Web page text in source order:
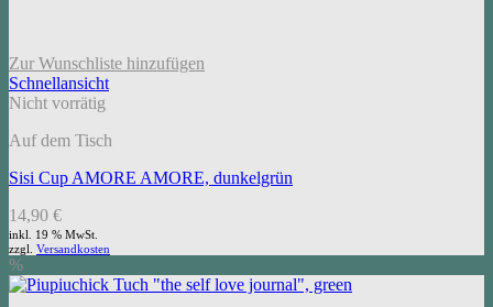
Zur Wunschliste hinzufügen
Schnellansicht
Nicht vorrätig
Auf dem Tisch
Sisi Cup AMORE AMORE, dunkelgrün
14,90 €
inkl. 19 % MwSt.
zzgl. Versandkosten
%